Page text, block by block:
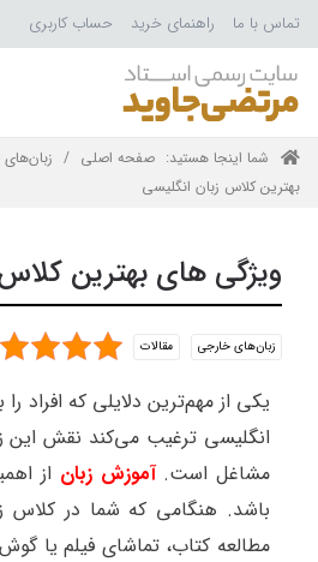
تماس با ما راهنمای خرید حساب کاربری
شما اینجا هستید: صفحه اصلی /
بهترین کلاس زبان انگلیسی
ویژگی های بهترین
زبان‌های خارجی مقالات
یکی از مهم‌ترین دلایلی که افراد
انگلیسی ترغیب می‌کند نقش این
مشاغل است.آموزش زبان از
باشد. هنگامی که شما در کلاس
مطالعه کتاب، تماشای فیلم یا